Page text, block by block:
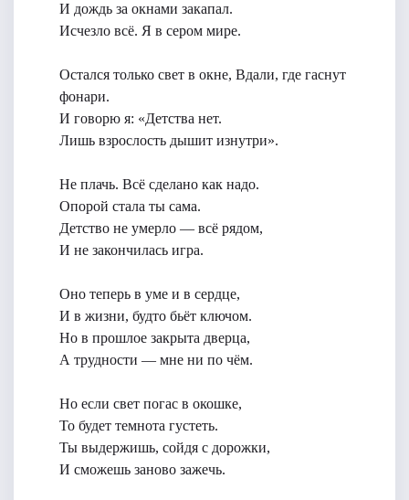
И дождь за окнами закапал.
Исчезло всё. Я в сером мире.
Остался только свет в окне, Вдали, где гаснут
фонари.
И говорю я: «Детства нет.
Лишь взрослость дышит изнутри».
Не плачь. Всё сделано как надо.
Опорой стала ты сама.
Детство не умерло — всё рядом,
И не закончилась игра.
Оно теперь в уме и в сердце,
И в жизни, будто бьёт ключом.
Но в прошлое закрыта дверца,
А трудности — мне ни по чём.
Но если свет погас в окошке,
То будет темнота густеть.
Ты выдержишь, сойдя с дорожки,
И сможешь заново зажечь.